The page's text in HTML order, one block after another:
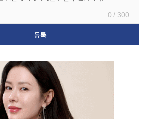
0 / 300